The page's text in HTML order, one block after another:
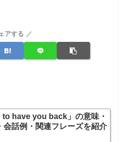
アする ／
to have you back」の意味・
会話例・関連フレーズを紹介